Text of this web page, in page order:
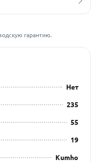
гарантию.
Нет
235
55
19
Kumho